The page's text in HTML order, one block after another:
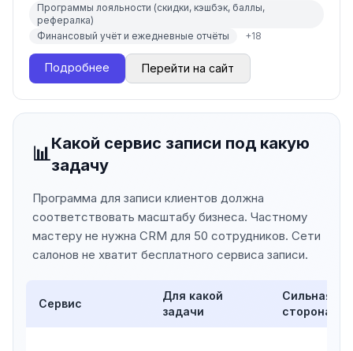
Программы лояльности (скидки, кэшбэк, баллы,
рефералка)
Финансовый учёт и ежедневные отчёты
+18
Подробнее Перейти на сайт
📊Какой сервис записи под какую
задачу
Программа для записи клиентов должна
соответствовать масштабу бизнеса. Частному
мастеру не нужна CRM для 50 сотрудников. Сети
салонов не хватит бесплатного сервиса записи.
Сервис
Для какой
задачи
Сильная
сторона